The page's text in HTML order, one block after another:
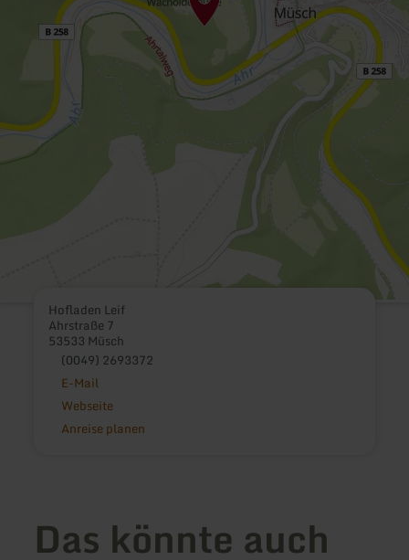
Hofladen Leif
Ahrstraße 7
53533 Müsch
(0049) 2693372
E-Mail
Webseite
Anreise planen
Das könnte auch